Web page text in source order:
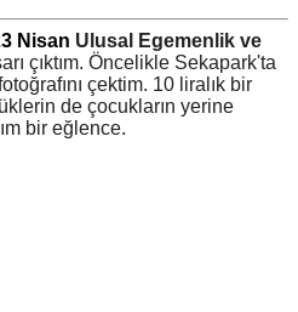
Nisan Ulusal Egemenlik ve
çıktım. Öncelikle Sekapark'ta
çektim. 10 liralık bir
de çocukların yerine
bir eğlence.